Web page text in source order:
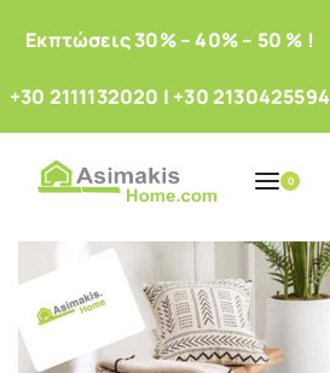
Eκπτώσεις 30% – 40% – 50 % !
+30 2111132020 | +30 2130425594
0